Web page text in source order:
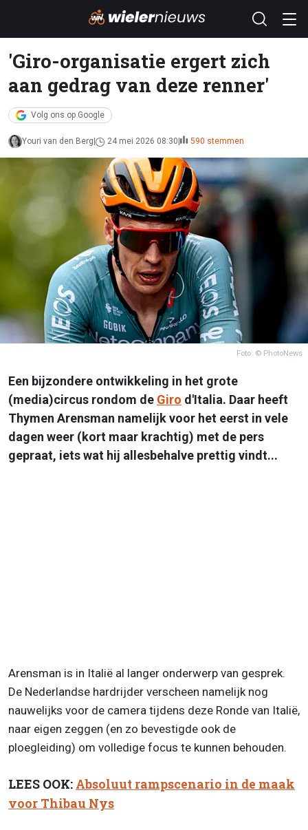
'Giro-organisatie ergert zich
aan gedrag van deze renner'
Volg ons op Google
Youri van den Berg 24 mei 2026 08:30 590 stemmen
Foto: © PhotoNews
Een bijzondere ontwikkeling in het grote
(media)circus rondom de Giro d'Italia. Daar heeft
Thymen Arensman namelijk voor het eerst in vele
dagen weer (kort maar krachtig) met de pers
gepraat, iets wat hij allesbehalve prettig vindt...
Arensman is in Italië al langer onderwerp van gesprek.
De Nederlandse hardrijder verscheen namelijk nog
nauwelijks voor de camera tijdens deze Ronde van Italië,
naar eigen zeggen (en zo bevestigde ook de
ploegleiding) om volledige focus te kunnen behouden.
LEES OOK: Absoluut rampscenario in de maak
voor Thibau Nys